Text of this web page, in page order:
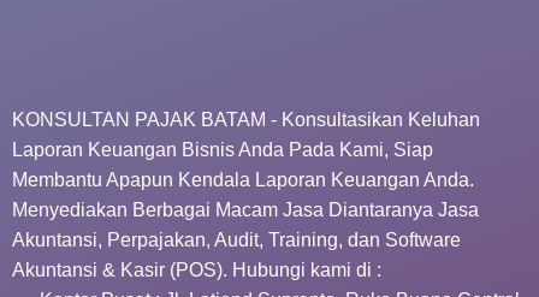
KONSULTAN PAJAK BATAM - Konsultasikan Keluhan
Laporan Keuangan Bisnis Anda Pada Kami, Siap
Membantu Apapun Kendala Laporan Keuangan Anda.
Menyediakan Berbagai Macam Jasa Diantaranya Jasa
Akuntansi, Perpajakan, Audit, Training, dan Software
Akuntansi & Kasir (POS). Hubungi kami di :